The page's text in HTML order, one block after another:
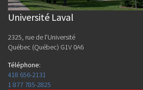
Université Laval
2325, rue de l'Université
Québec (Québec) G1V 0A6
Téléphone:
418 656-2131
1 877 785-2825